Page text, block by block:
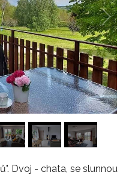
Dvoj - chata, se slunnou